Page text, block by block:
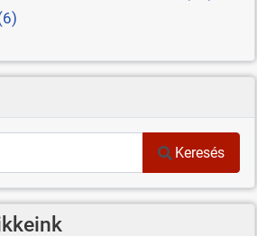
Keresés